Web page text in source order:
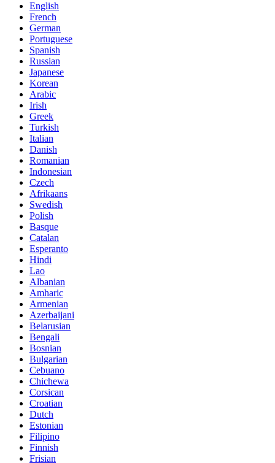
English
French
German
Portuguese
Spanish
Russian
Japanese
Korean
Arabic
Irish
Greek
Turkish
Italian
Danish
Romanian
Indonesian
Czech
Afrikaans
Swedish
Polish
Basque
Catalan
Esperanto
Hindi
Lao
Albanian
Amharic
Armenian
Azerbaijani
Belarusian
Bengali
Bosnian
Bulgarian
Cebuano
Chichewa
Corsican
Croatian
Dutch
Estonian
Filipino
Finnish
Frisian